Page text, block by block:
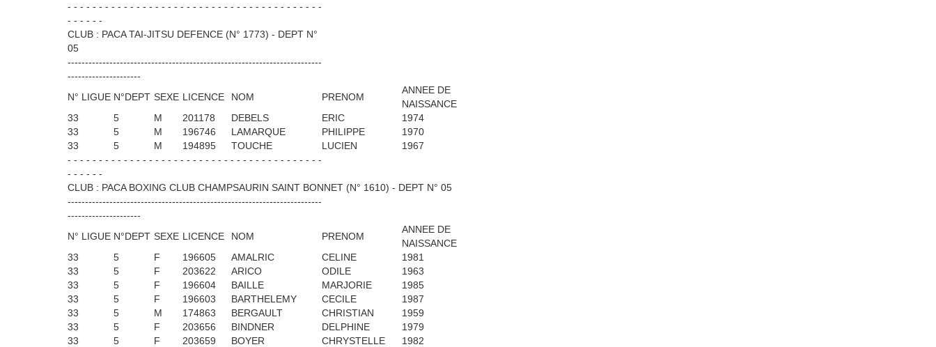
- - - - - - - - - - - - - - - - - - - - - - - - - - - - - - - - - - - - - - - - -
- - - - - -
CLUB : PACA TAI-JITSU DEFENCE (N° 1773) - DEPT N°
05
-------------------------------------------------------------------------
---------------------
N° LIGUE N°DEPT SEXE LICENCE NOM PRENOM
ANNEE DE
NAISSANCE
33
5 M 201178 DEBELS ERIC
1974
33
5 M 196746 LAMARQUE PHILIPPE
1970
33
5 M 194895 TOUCHE LUCIEN
1967
- - - - - - - - - - - - - - - - - - - - - - - - - - - - - - - - - - - - - - - - -
- - - - - -
CLUB : PACA BOXING CLUB CHAMPSAURIN SAINT BONNET (N° 1610) - DEPT N° 05
-------------------------------------------------------------------------
---------------------
N° LIGUE N°DEPT SEXE LICENCE NOM PRENOM
ANNEE DE
NAISSANCE
33
5 F 196605 AMALRIC CELINE
1981
33
5 F 203622 ARICO ODILE
1963
33
5 F 196604 BAILLE MARJORIE
1985
33
5 F 196603 BARTHELEMY CECILE
1987
33
5 M 174863 BERGAULT CHRISTIAN
1959
33
5 F 203656 BINDNER DELPHINE
1979
33
5 F 203659 BOYER CHRYSTELLE
1982